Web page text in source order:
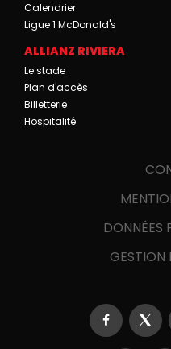
Calendrier
Ligue 1 McDonald's
ALLIANZ RIVIERA
Le stade
Plan d'accès
Billetterie
Hospitalité
DONNÉES
GESTION